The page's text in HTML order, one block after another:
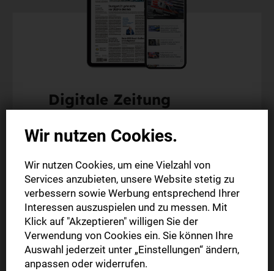
Digitale Zeitung
Alle Inhalte der StN-App
Die digitale Ausgabe als E-Paper (Mo.-So.)
Inkl. 2 Gratis-Monate
3 Monate
39,90 €
Wir nutzen Cookies.
Wir nutzen Cookies, um eine Vielzahl von
Services anzubieten, unsere Website stetig zu
verbessern sowie Werbung entsprechend Ihrer
Interessen auszuspielen und zu messen. Mit
Klick auf "Akzeptieren" willigen Sie der
Verwendung von Cookies ein. Sie können Ihre
Auswahl jederzeit unter „Einstellungen“ ändern,
anpassen oder widerrufen.